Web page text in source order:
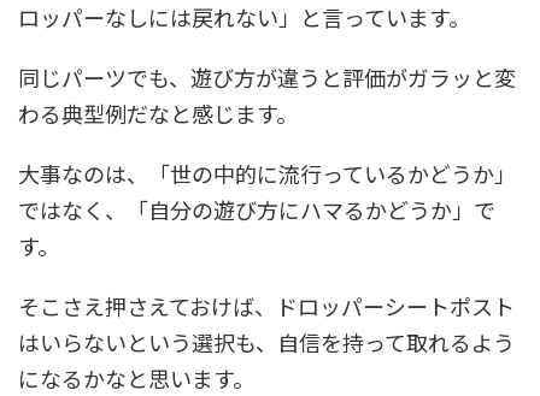
ロッパーなしには戻れない」と言っています。
同じパーツでも、遊び方が違うと評価がガラッと変
わる典型例だなと感じます。
大事なのは、「世の中的に流行っているかどうか」
ではなく、「自分の遊び方にハマるかどうか」で
す。
そこさえ押さえておけば、ドロッパーシートポスト
はいらないという選択も、自信を持って取れるよう
になるかなと思います。